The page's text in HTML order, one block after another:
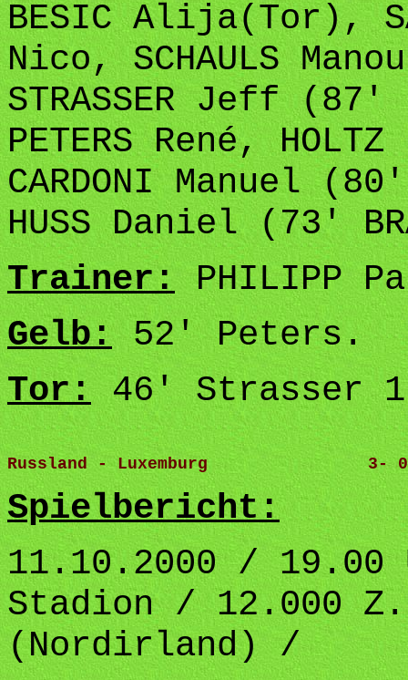
BESIC Alija(Tor),
Nico, SCHAULS
STRASSER Jeff
PETERS René,
CARDONI Manuel
HUSS Daniel (73'
Trainer:PHILIPP
Gelb:52' Peters.
Tor:46' Strasser
Russland - Luxemburg                3-
Spielbericht:
11.10.2000 / 19.00
Stadion / 12.000 Z.
(Nordirland) /